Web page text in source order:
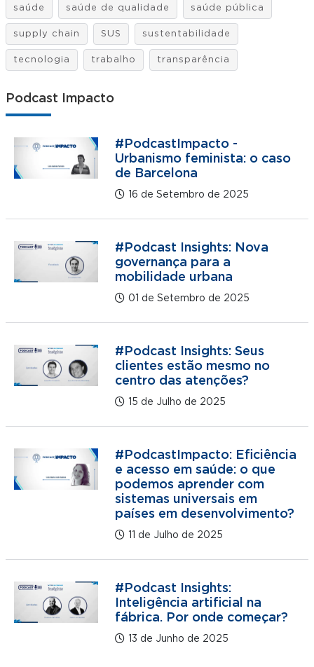
saúde saúde de qualidade saúde pública
supply chain SUS sustentabilidade
tecnologia trabalho transparência
Podcast Impacto
#PodcastImpacto -
Urbanismo feminista: o caso
de Barcelona
16 de Setembro de 2025
#Podcast Insights: Nova
governança para a
mobilidade urbana
01 de Setembro de 2025
#Podcast Insights: Seus
clientes estão mesmo no
centro das atenções?
15 de Julho de 2025
#PodcastImpacto: Eficiência
e acesso em saúde: o que
podemos aprender com
sistemas universais em
países em desenvolvimento?
11 de Julho de 2025
#Podcast Insights:
Inteligência artificial na
fábrica. Por onde começar?
13 de Junho de 2025